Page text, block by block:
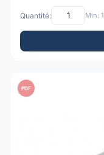
Quantité: Min: 1
PDF